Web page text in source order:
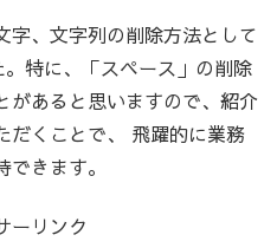
字、文字列の削除方法として
特に、「スペース」の削除
があると思いますので、紹介
だくことで、 飛躍的に業務
きます。
ーリンク